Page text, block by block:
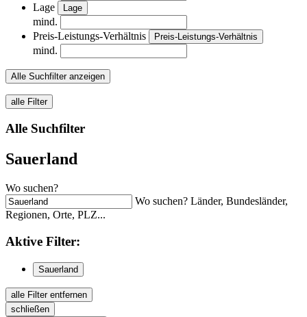
Lage
Lage
mind.
Preis-Leistungs-Verhältnis
Preis-Leistungs-Verhältnis
mind.
Alle Suchfilter anzeigen
alle Filter
Alle Suchfilter
Sauerland
Wo suchen?
Wo suchen? Länder, Bundesländer,
Regionen, Orte, PLZ...
Aktive Filter:
Sauerland
alle Filter entfernen
schließen